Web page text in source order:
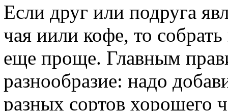
Если друг или подруга
чая иили кофе, то
еще проще. Главным
разнообразие: надо
разных сортов хорошего